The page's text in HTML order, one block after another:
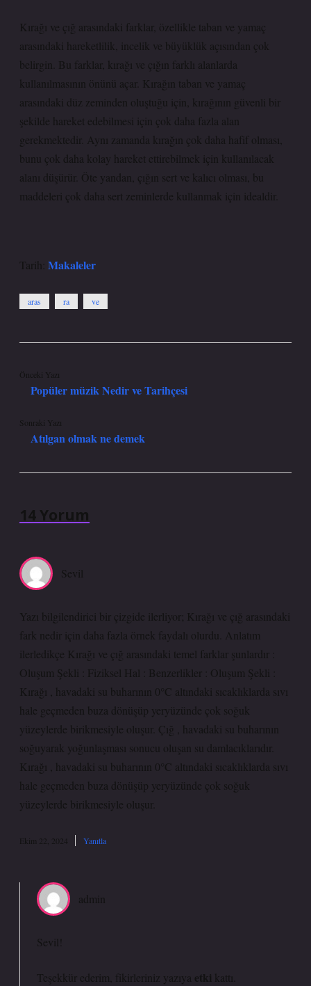
Kırağı ve çığ arasındaki farklar, özellikle taban ve yamaç
arasındaki hareketlilik, incelik ve büyüklük açısından çok
belirgin. Bu farklar, kırağı ve çığın farklı alanlarda
kullanılmasının önünü açar. Kırağın taban ve yamaç
arasındaki düz zeminden oluştuğu için, kırağının güvenli bir
şekilde hareket edebilmesi için çok daha fazla alan
gerekmektedir. Aynı zamanda kırağın çok daha hafif olması,
bunu çok daha kolay hareket ettirebilmek için kullanılacak
alanı düşürür. Öte yandan, çığın sert ve kalıcı olması, bu
maddeleri çok daha sert zeminlerde kullanmak için idealdir.
Tarih: Makaleler
aras ra ve
Önceki Yazı
Popüler müzik Nedir ve Tarihçesi
Sonraki Yazı
Atılgan olmak ne demek
14 Yorum
Sevil
Yazı bilgilendirici bir çizgide ilerliyor; Kırağı ve çığ arasındaki
fark nedir için daha fazla örnek faydalı olurdu. Anlatım
ilerledikçe Kırağı ve çığ arasındaki temel farklar şunlardır :
Oluşum Şekli : Fiziksel Hal : Benzerlikler : Oluşum Şekli :
Kırağı , havadaki su buharının 0°C altındaki sıcaklıklarda sıvı
hale geçmeden buza dönüşüp yeryüzünde çok soğuk
yüzeylerde birikmesiyle oluşur. Çığ , havadaki su buharının
soğuyarak yoğunlaşması sonucu oluşan su damlacıklarıdır.
Kırağı , havadaki su buharının 0°C altındaki sıcaklıklarda sıvı
hale geçmeden buza dönüşüp yeryüzünde çok soğuk
yüzeylerde birikmesiyle oluşur.
Ekim 22, 2024 Yanıtla
admin
Sevil!
Teşekkür ederim, fikirleriniz yazıya etki kattı.